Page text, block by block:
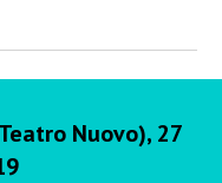
Nuovo), 27